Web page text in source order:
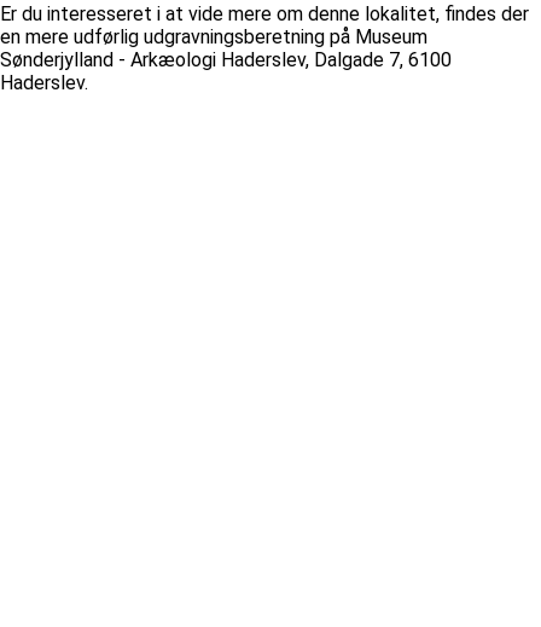
Er du interesseret i at vide mere om denne lokalitet, findes der
en mere udførlig udgravningsberetning på Museum
Sønderjylland - Arkæologi Haderslev, Dalgade 7, 6100
Haderslev.